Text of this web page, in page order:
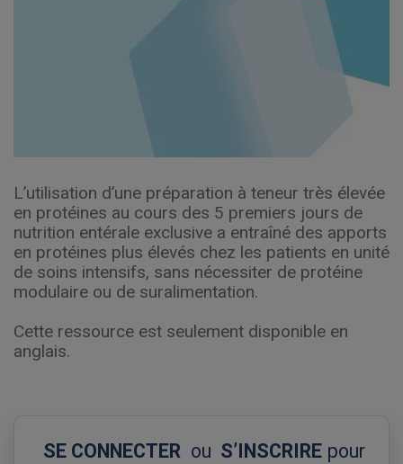
L’utilisation d’une préparation à teneur très élevée
en protéines au cours des 5 premiers jours de
nutrition entérale exclusive a entraîné des apports
en protéines plus élevés chez les patients en unité
de soins intensifs, sans nécessiter de protéine
modulaire ou de suralimentation.
Cette ressource est seulement disponible en
anglais.
SE CONNECTER ou S’INSCRIRE pour